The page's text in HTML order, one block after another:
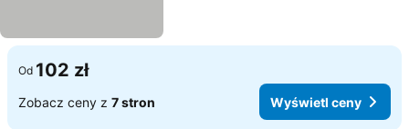
Od 102 zł
Zobacz ceny z 7 stron Wyświetl ceny